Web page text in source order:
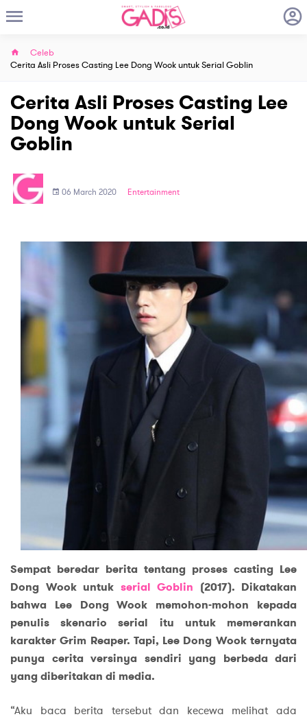
Celeb
Cerita Asli Proses Casting Lee Dong Wook untuk Serial Goblin
Cerita Asli Proses Casting Lee
Dong Wook untuk Serial
Goblin
06 March 2020 Entertainment
Sempat beredar berita tentang proses casting Lee
Dong Wook untuk serial Goblin (2017). Dikatakan
bahwa Lee Dong Wook memohon-mohon kepada
penulis skenario serial itu untuk memerankan
karakter Grim Reaper. Tapi, Lee Dong Wook ternyata
punya cerita versinya sendiri yang berbeda dari
yang diberitakan di media.
“Aku baca berita tersebut dan kecewa melihat ada